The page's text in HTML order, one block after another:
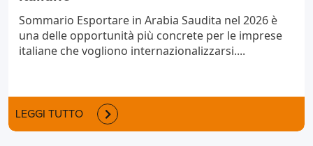
Sommario Esportare in Arabia Saudita nel 2026 è
una delle opportunità più concrete per le imprese
italiane che vogliono internazionalizzarsi....
LEGGI TUTTO